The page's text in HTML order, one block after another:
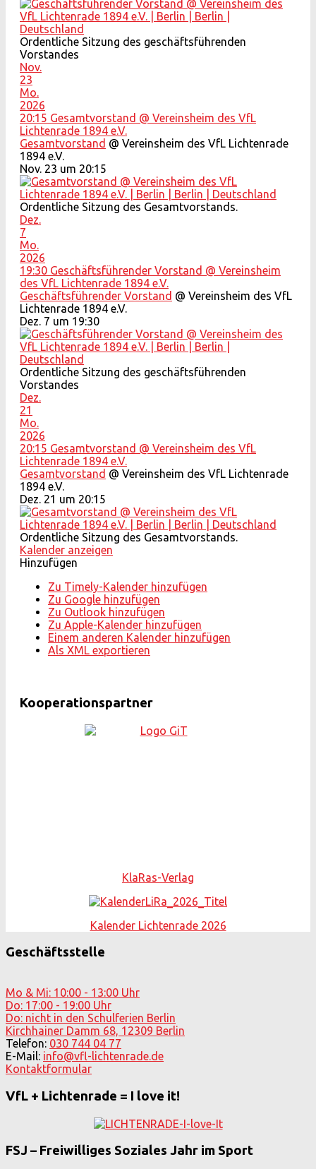
Ordentliche Sitzung des geschäftsführenden
Vorstandes
Nov.
23
Mo.
2026
20:15 Gesamtvorstand @ Vereinsheim des VfL
Lichtenrade 1894 e.V.
Gesamtvorstand @ Vereinsheim des VfL Lichtenrade
1894 e.V.
Nov. 23 um 20:15
Ordentliche Sitzung des Gesamtvorstands.
Dez.
7
Mo.
2026
19:30 Geschäftsführender Vorstand @ Vereinsheim
des VfL Lichtenrade 1894 e.V.
Geschäftsführender Vorstand @ Vereinsheim des VfL
Lichtenrade 1894 e.V.
Dez. 7 um 19:30
Ordentliche Sitzung des geschäftsführenden
Vorstandes
Dez.
21
Mo.
2026
20:15 Gesamtvorstand @ Vereinsheim des VfL
Lichtenrade 1894 e.V.
Gesamtvorstand @ Vereinsheim des VfL Lichtenrade
1894 e.V.
Dez. 21 um 20:15
Ordentliche Sitzung des Gesamtvorstands.
Kalender anzeigen
Hinzufügen
Zu Timely-Kalender hinzufügen
Zu Google hinzufügen
Zu Outlook hinzufügen
Zu Apple-Kalender hinzufügen
Einem anderen Kalender hinzufügen
Als XML exportieren
Kooperationspartner
KlaRas-Verlag
Kalender Lichtenrade 2026
Geschäftsstelle
Mo & Mi: 10:00 - 13:00 Uhr
Do: 17:00 - 19:00 Uhr
Do: nicht in den Schulferien Berlin
Kirchhainer Damm 68, 12309 Berlin
Telefon: 030 744 04 77
E-Mail: info@vfl-lichtenrade.de
Kontaktformular
VfL + Lichtenrade = I love it!
FSJ – Freiwilliges Soziales Jahr im Sport